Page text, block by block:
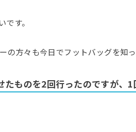
す。
の方々も今日でフットバッグを知
ものを2回行ったのですが、1